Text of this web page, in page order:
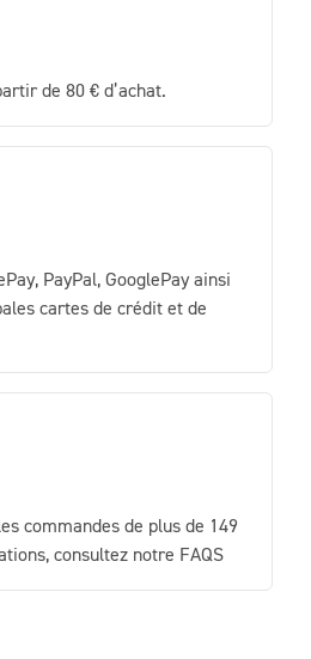
de 80 € d’achat.
PayPal, GooglePay ainsi
cartes de crédit et de
commandes de plus de 149
consultez notre FAQS